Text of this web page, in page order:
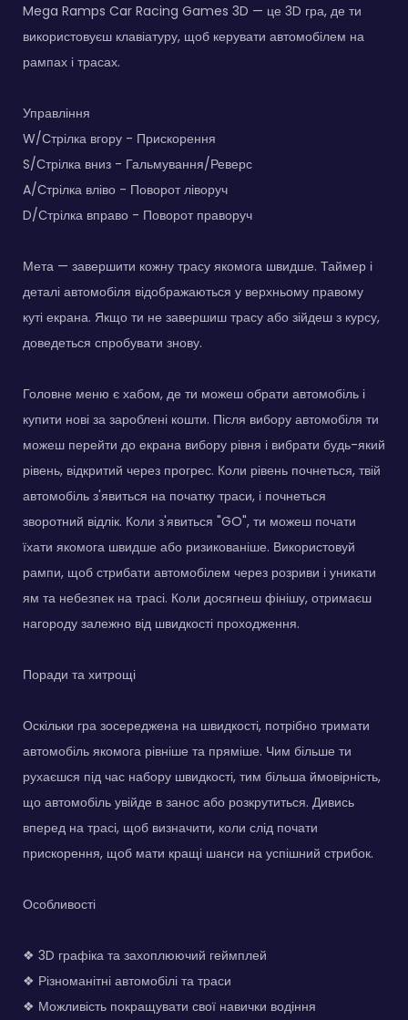
Mega Ramps Car Racing Games 3D — це 3D гра, де ти
використовуєш клавіатуру, щоб керувати автомобілем на
рампах і трасах.
Управління
W/Стрілка вгору - Прискорення
S/Стрілка вниз - Гальмування/Реверс
A/Стрілка вліво - Поворот ліворуч
D/Стрілка вправо - Поворот праворуч
Мета — завершити кожну трасу якомога швидше. Таймер і
деталі автомобіля відображаються у верхньому правому
куті екрана. Якщо ти не завершиш трасу або зійдеш з курсу,
доведеться спробувати знову.
Головне меню є хабом, де ти можеш обрати автомобіль і
купити нові за зароблені кошти. Після вибору автомобіля ти
можеш перейти до екрана вибору рівня і вибрати будь-який
рівень, відкритий через прогрес. Коли рівень почнеться, твій
автомобіль з'явиться на початку траси, і почнеться
зворотний відлік. Коли з'явиться "GO", ти можеш почати
їхати якомога швидше або ризикованіше. Використовуй
рампи, щоб стрибати автомобілем через розриви і уникати
ям та небезпек на трасі. Коли досягнеш фінішу, отримаєш
нагороду залежно від швидкості проходження.
Поради та хитрощі
Оскільки гра зосереджена на швидкості, потрібно тримати
автомобіль якомога рівніше та пряміше. Чим більше ти
рухаєшся під час набору швидкості, тим більша ймовірність,
що автомобіль увійде в занос або розкрутиться. Дивись
вперед на трасі, щоб визначити, коли слід почати
прискорення, щоб мати кращі шанси на успішний стрибок.
Особливості
❖ 3D графіка та захоплюючий геймплей
❖ Різноманітні автомобілі та траси
❖ Можливість покращувати свої навички водіння